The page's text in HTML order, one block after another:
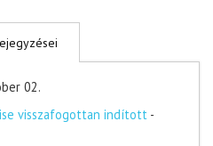
02.
visszafogottan indított -